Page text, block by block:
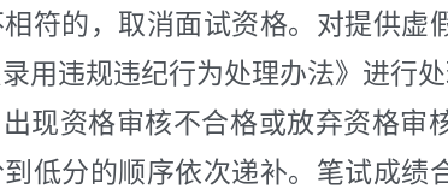
符的，取消面试资格。对提供
用违规违纪行为处理办法》进行处
出现资格审核不合格或放弃资格审
低分的顺序依次递补。笔试成